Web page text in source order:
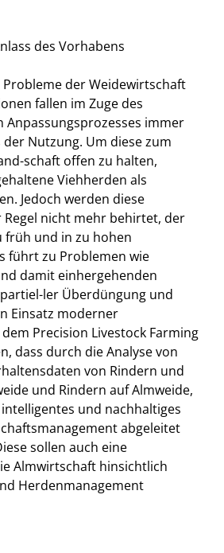
des Vorhabens
der Weidewirtschaft
fallen im Zuge des
immer
Nutzung. Um diese zum
schaft offen zu halten,
Viehherden als
Jedoch werden diese
nicht mehr behirtet, der
und in zu hohen
führt zu Problemen wie
damit einhergehenden
ler Überdüngung und
Einsatz moderner
Precision Livestock Farming
dass durch die Analyse von
von Rindern und
und Rindern auf Almweide,
und nachhaltiges
abgeleitet
sollen auch eine
Almwirtschaft hinsichtlich
Herdenmanagement